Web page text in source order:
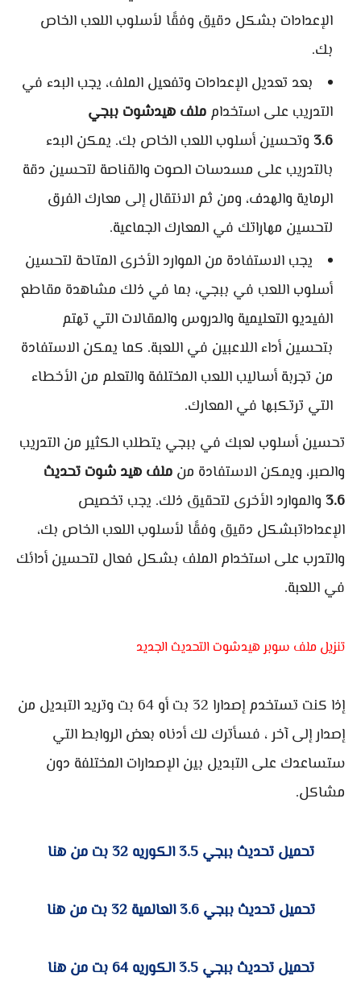
الإعدادات بشكل دقيق وفقًا لأسلوب اللعب الخاص
بك.
بعد تعديل الإعدادات وتفعيل الملف، يجب البدء في
التدريب على استخدام ملف هيدشوت ببجي
3.6 وتحسين أسلوب اللعب الخاص بك. يمكن البدء
بالتدريب على مسدسات الصوت والقناصة لتحسين دقة
الرماية والهدف، ومن ثم الانتقال إلى معارك الفرق
لتحسين مهاراتك في المعارك الجماعية.
يجب الاستفادة من الموارد الأخرى المتاحة لتحسين
أسلوب اللعب في ببجي، بما في ذلك مشاهدة مقاطع
الفيديو التعليمية والدروس والمقالات التي تهتم
بتحسين أداء اللاعبين في اللعبة. كما يمكن الاستفادة
من تجربة أساليب اللعب المختلفة والتعلم من الأخطاء
التي ترتكبها في المعارك.
تحسين أسلوب لعبك في ببجي يتطلب الكثير من التدريب
والصبر، ويمكن الاستفادة من ملف هيد شوت تحديث
3.6 والموارد الأخرى لتحقيق ذلك. يجب تخصيص
الإعداداتبشكل دقيق وفقًا لأسلوب اللعب الخاص بك،
والتدرب على استخدام الملف بشكل فعال لتحسين أدائك
في اللعبة.
تنزيل ملف سوبر هيدشوت التحديث الجديد
إذا كنت تستخدم إصدارا 32 بت أو 64 بت وتريد التبديل من
إصدار إلى آخر ، فسأترك لك أدناه بعض الروابط التي
ستساعدك على التبديل بين الإصدارات المختلفة دون
مشاكل.
تحميل تحديث ببجي 3.5 الكوريه 32 بت من هنا
تحميل تحديث ببجي 3.6 العالمية 32 بت من هنا
تحميل تحديث ببجي 3.5 الكوريه 64 بت من هنا